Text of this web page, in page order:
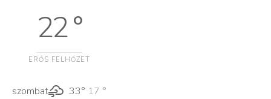
22 °
ERŐS FELHŐZET
szombat 33° 17 °